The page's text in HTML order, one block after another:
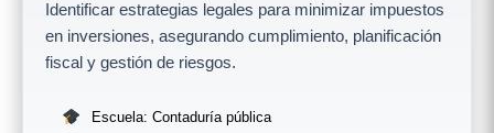
Identificar estrategias legales para minimizar impuestos
en inversiones, asegurando cumplimiento, planificación
fiscal y gestión de riesgos.
Escuela: Contaduría pública